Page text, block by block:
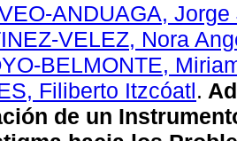
ANDUAGA, Jorge
VELEZ, Nora
BELMONTE,
Filiberto Itzcóatl.
de un